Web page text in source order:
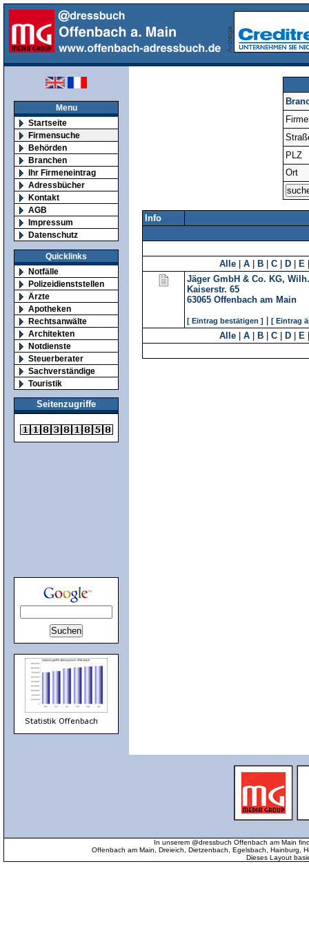
Menu
Startseite
Firmensuche
Behörden
Branchen
Ihr Firmeneintrag
Adressbücher
Kontakt
AGB
Impressum
Datenschutz
Quicklinks
Notfälle
Polizeidienststellen
Ärzte
Apotheken
Rechtsanwälte
Architekten
Notdienste
Steuerberater
Sachverständige
Touristik
Seitenzugriffe
PLZ
Ort
Info
Alle A B C D E
Jäger GmbH & Co. KG,
Kaiserstr. 65
63065 Offenbach am Main
[ Eintrag bestätigen ] [ Eintrag
Alle A B C D E
In unserem @dressbuch Offenbach am Main
Offenbach am Main, Dreieich, Dietzenbach, Egelsbach, Hainburg,
Dieses Layout